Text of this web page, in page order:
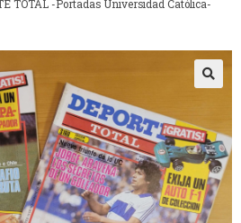
TOTAL -Portadas Universidad Católica-